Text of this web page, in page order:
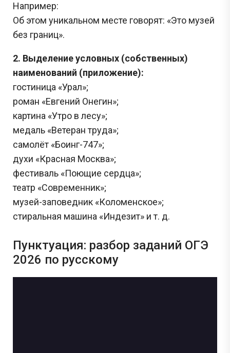
Например:
Об этом уникальном месте говорят: «Это музей
без границ».
2. Выделение условных (собственных)
наименований (приложение):
гостиница «Урал»;
роман «Евгений Онегин»;
картина «Утро в лесу»;
медаль «Ветеран труда»;
самолёт «Боинг-747»;
духи «Красная Москва»;
фестиваль «Поющие сердца»;
театр «Современник»;
музей-заповедник «Коломенское»;
стиральная машина «Индезит» и т. д.
Пунктуация: разбор заданий ОГЭ
2026 по русскому